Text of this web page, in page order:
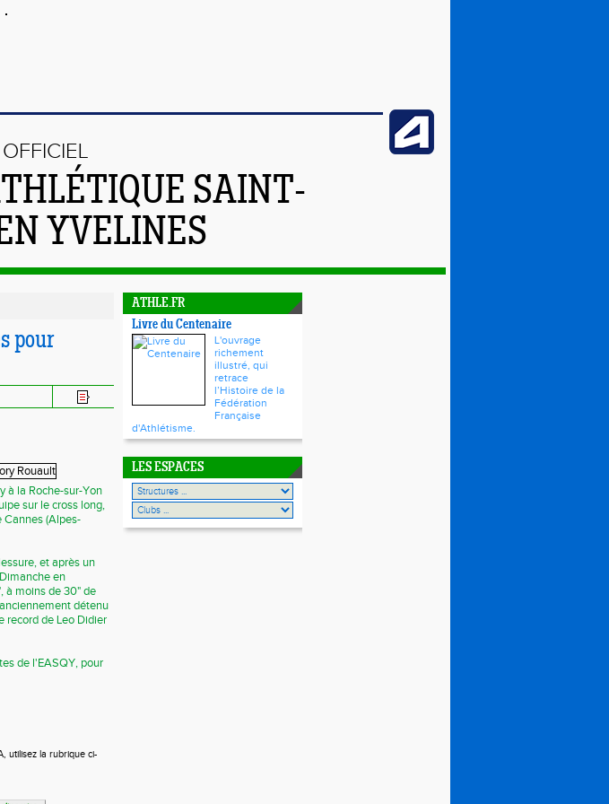
SAINT-
YVELINES
pour
à la Roche-sur-Yon
sur le cross long,
Cannes (Alpes-
et après un
en
à moins de 30" de
anciennement détenu
record de Leo Didier
de l'EASQY, pour
utilisez la rubrique ci-
ATHLE.FR
Livre du Centenaire
L'ouvrage
richement
illustré, qui
retrace
l’Histoire de la
Fédération
Française
d'Athlétisme.
LES ESPACES